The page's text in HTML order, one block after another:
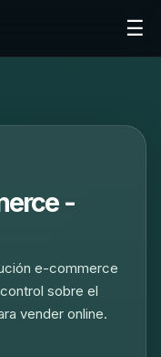
☰
-
e-commerce
sobre el
vender online.